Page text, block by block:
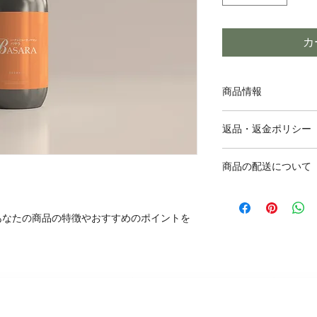
たの商品の特徴やおすすめのポイントを
商品情報
明に加え、商品の特
しましょう。
返品・返金ポリシー
だけなかった場合の
頼を獲得し、安心し
商品の配送について
する情報を入力して